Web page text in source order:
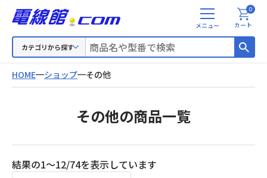
カテゴリから探す
メ
ニ
カート
0
HOME ショップ その他
その他の商品一覧
結果の1～12/74を表示しています